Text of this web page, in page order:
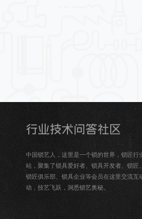
中国锁艺人，这里是一个锁的世界，锁匠行
站，聚集了锁具爱好者、锁具开发者、锁匠
锁匠俱乐部、锁具企业等会员在这里交流互
动，技艺飞跃，洞悉锁艺奥秘。